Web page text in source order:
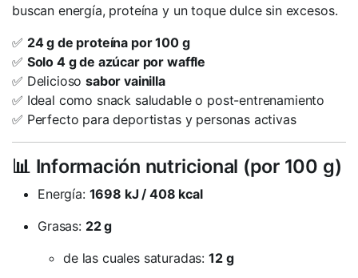
buscan energía, proteína y un toque dulce sin excesos.
✅ 24 g de proteína por 100 g
✅ Solo 4 g de azúcar por waffle
✅ Deliciososabor vainilla
✅ Ideal como snack saludable o post-entrenamiento
✅ Perfecto para deportistas y personas activas
📊 Información nutricional (por 100 g)
Energía: 1698 kJ / 408 kcal
Grasas: 22 g
de las cuales saturadas: 12 g